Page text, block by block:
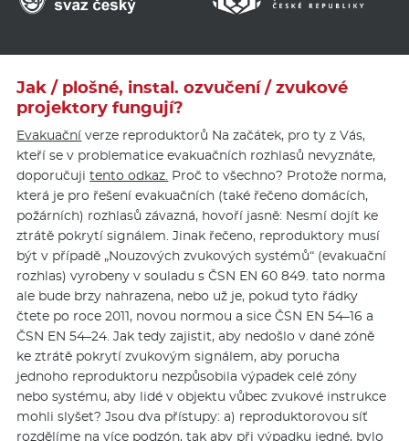
Jak / plošné, instal. ozvučení / zvukové
projektory fungují?
Evakuační verze reproduktorů Na začátek, pro ty z Vás,
kteří se v problematice evakuačních rozhlasů nevyznáte,
doporučujitento odkaz. Proč to všechno? Protože norma,
která je pro řešení evakuačních (také řečeno domácích,
požárních) rozhlasů závazná, hovoří jasně: Nesmí dojít ke
ztrátě pokrytí signálem. Jinak řečeno, reproduktory musí
být v případě „Nouzových zvukových systémů“ (evakuační
rozhlas) vyrobeny v souladu s ČSN EN 60 849. tato norma
ale bude brzy nahrazena, nebo už je, pokud tyto řádky
čtete po roce 2011, novou normou a sice ČSN EN 54–16 a
ČSN EN 54–24. Jak tedy zajistit, aby nedošlo v dané zóně
ke ztrátě pokrytí zvukovým signálem, aby porucha
jednoho reproduktoru nezpůsobila výpadek celé zóny
nebo systému, aby lidé v objektu vůbec zvukové instrukce
mohli slyšet? Jsou dva přístupy: a) reproduktorovou síť
rozdělíme na více podzón, tak aby při výpadku jedné, bylo